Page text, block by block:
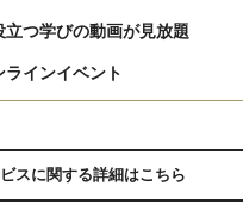
立つ学びの動画が見放題
ラインイベント
スに関する詳細はこちら